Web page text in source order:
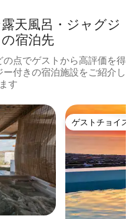
天風呂・ジャグジ
宿泊先
点でゲストから高評価を得
付きの宿泊施設をご紹介し
ます
。 ゲストチョイス
ゲストチョイス